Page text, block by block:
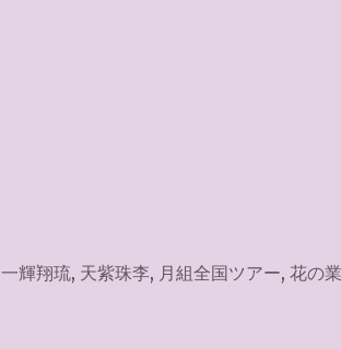
一輝翔琉, 天紫珠李, 月組全国ツアー, 花の